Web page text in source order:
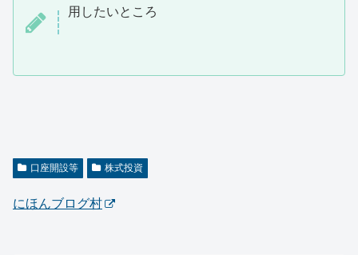
用したいところ
口座開設等 株式投資
にほんブログ村